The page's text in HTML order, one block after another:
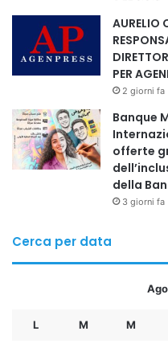
PROF. FOAD AODIAURELIO
PER
2 giorni fa
Banque
offerte
della
3 giorni fa
Cerca per data
L M M